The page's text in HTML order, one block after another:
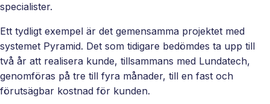
specialister.
Ett tydligt exempel är det gemensamma projektet med
systemet Pyramid. Det som tidigare bedömdes ta upp till
två år att realisera kunde, tillsammans med Lundatech,
genomföras på tre till fyra månader, till en fast och
förutsägbar kostnad för kunden.